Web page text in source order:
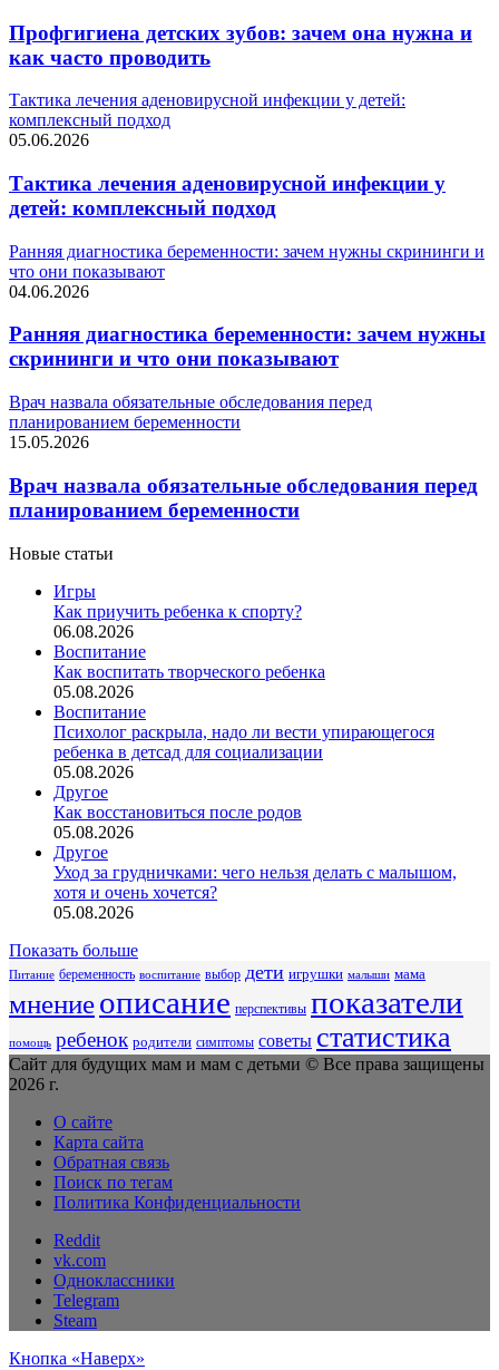
Профгигиена детских зубов: зачем она нужна и
как часто проводить
Тактика лечения аденовирусной инфекции у детей:
комплексный подход
05.06.2026
Тактика лечения аденовирусной инфекции у
детей: комплексный подход
Ранняя диагностика беременности: зачем нужны скрининги и
что они показывают
04.06.2026
Ранняя диагностика беременности: зачем нужны
скрининги и что они показывают
Врач назвала обязательные обследования перед
планированием беременности
15.05.2026
Врач назвала обязательные обследования перед
планированием беременности
Новые статьи
Игры
Как приучить ребенка к спорту?
06.08.2026
Воспитание
Как воспитать творческого ребенка
05.08.2026
Воспитание
Психолог раскрыла, надо ли вести упирающегося
ребенка в детсад для социализации
05.08.2026
Другое
Как восстановиться после родов
05.08.2026
Другое
Уход за грудничками: чего нельзя делать с малышом,
хотя и очень хочется?
05.08.2026
Показать больше
Питание беременность воспитание выбор дети игрушки малыши мама
мнениеописание перспективы показатели
помощь ребенок родители симптомы советы статистика
Сайт для будущих мам и мам с детьми © Все права защищены
2026 г.
О сайте
Карта сайта
Обратная связь
Поиск по тегам
Политика Конфиденциальности
Reddit
vk.com
Одноклассники
Telegram
Steam
Кнопка «Наверх»